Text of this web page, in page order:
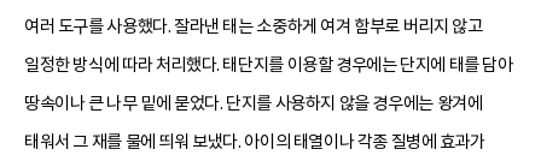
여러 도구를 사용했다. 잘라낸 태는 소중하게 여겨 함부로 버리지 않고
일정한 방식에 따라 처리했다. 태단지를 이용할 경우에는 단지에 태를 담아
땅속이나 큰 나무 밑에 묻었다. 단지를 사용하지 않을 경우에는 왕겨에
태워서 그 재를 물에 띄워 보냈다. 아이의 태열이나 각종 질병에 효과가